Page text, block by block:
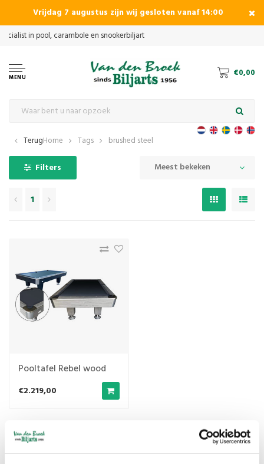
Vrijdag 7 augustus zijn wij gesloten vanaf 14:00
MENU €0,00
TerugHome Tags brushed steel
Filters Meest bekeken
1
Pooltafel Rebel wood
€2.219,00
1